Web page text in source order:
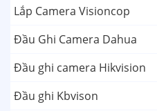
Lắp Camera Visioncop
Đầu Ghi Camera Dahua
Đầu ghi camera Hikvision
Đầu ghi Kbvison